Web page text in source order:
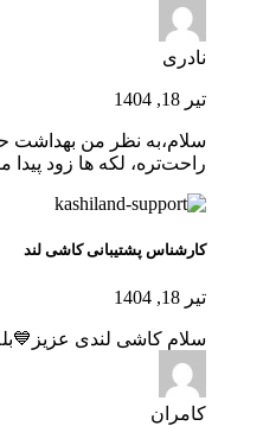
نادری
تیر 18, 1404
سلام،به نظر من بهداشت
راحت‌تره، لکه ها زود پیدا
کارشناس پشتیبانی کاشی لند
تیر 18, 1404
سلام کاشی لندی
کامران